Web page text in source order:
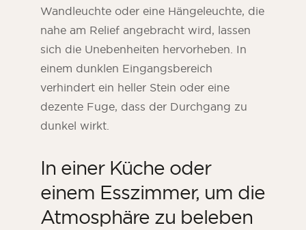
Wandleuchte oder eine Hängeleuchte, die
nahe am Relief angebracht wird, lassen
sich die Unebenheiten hervorheben. In
einem dunklen Eingangsbereich
verhindert ein heller Stein oder eine
dezente Fuge, dass der Durchgang zu
dunkel wirkt.
In einer Küche oder
einem Esszimmer, um die
Atmosphäre zu beleben